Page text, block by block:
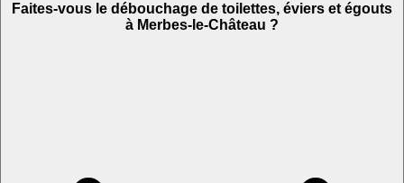
Faites-vous le débouchage de toilettes, éviers et égouts
à Merbes-le-Château ?